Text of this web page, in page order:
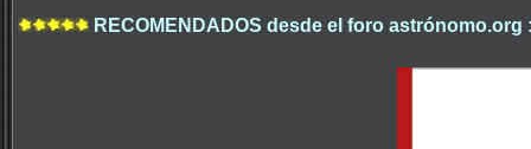
RECOMENDADOS desde el foro astrónomo.org